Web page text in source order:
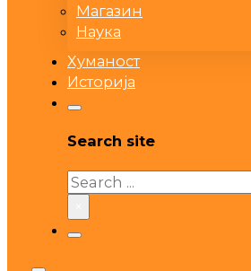
Магазин
Наука
Хуманост
Историја
Search site
Search